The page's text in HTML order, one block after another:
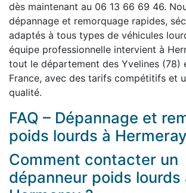
dès maintenant au 06 13 66 69 46.
dépannage et remorquage rapides,
adaptés à tous types de véhicules
équipe professionnelle intervient à
tout le département des Yvelines (78)
France, avec des tarifs compétitifs et
qualité.
FAQ – Dépannage et
poids lourds à Hermeray
Comment contacter un
dépanneur poids lourds